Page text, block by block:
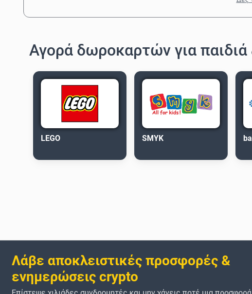
Αγορά δωροκαρτών για παιδιά
LEGO SMYK
Λάβε αποκλειστικές προσφορές &
ενημερώσεις crypto